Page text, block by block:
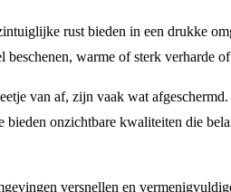
rust bieden in een drukke
warme of sterk verharde
van af, zijn vaak wat
onzichtbare kwaliteiten die
versnellen en